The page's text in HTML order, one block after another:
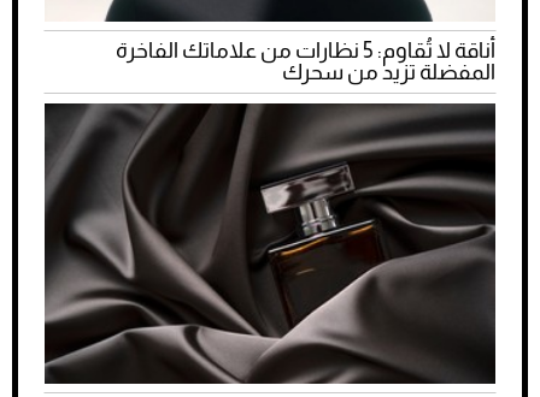
أناقة لا تُقاوم: 5 نظارات من علاماتك الفاخرة
المفضلة تزيد من سحرك